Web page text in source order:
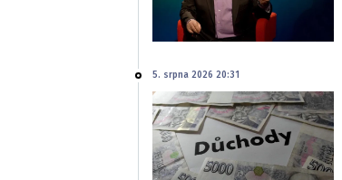
5. srpna 2026 20:31